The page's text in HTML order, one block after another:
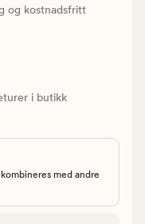
og kostnadsfritt
i butikk
med andre